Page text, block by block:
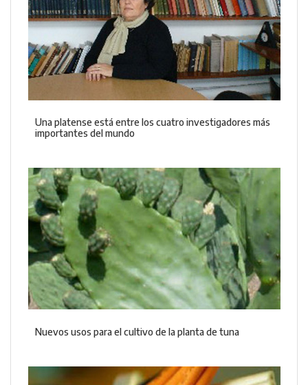
Una platense está entre los cuatro investigadores más
importantes del mundo
Nuevos usos para el cultivo de la planta de tuna